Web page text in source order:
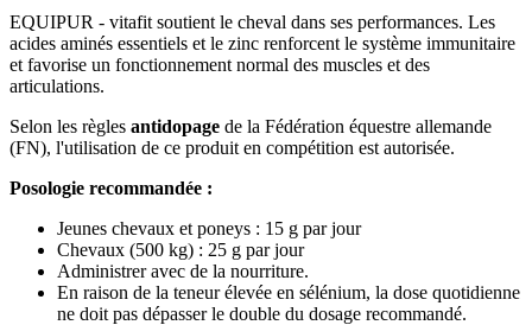
EQUIPUR - vitafit soutient le cheval dans ses performances. Les
acides aminés essentiels et le zinc renforcent le système immunitaire
et favorise un fonctionnement normal des muscles et des
articulations.
Selon les règles antidopage de la Fédération équestre allemande
(FN), l'utilisation de ce produit en compétition est autorisée.
Posologie recommandée :
Jeunes chevaux et poneys : 15 g par jour
Chevaux (500 kg) : 25 g par jour
Administrer avec de la nourriture.
En raison de la teneur élevée en sélénium, la dose quotidienne
ne doit pas dépasser le double du dosage recommandé.